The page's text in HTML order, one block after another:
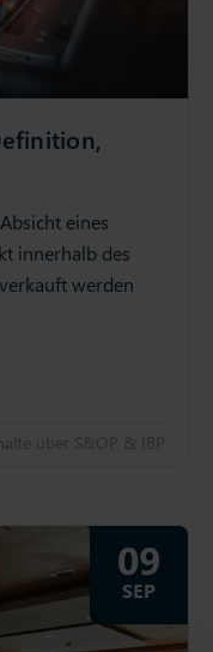
eines
innerhalb des
werden
über S&OP & IBP
09
SEP